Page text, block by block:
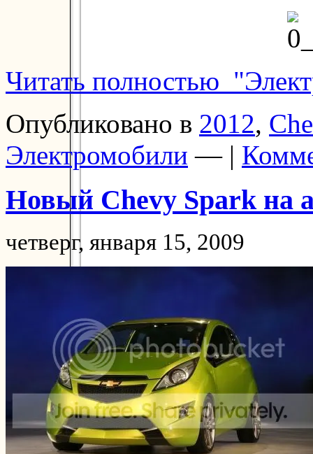
Читать полностью
Опубликовано в 2012,
Электромобили — |
Новый Chevy Spark на
четверг, января 15, 2009